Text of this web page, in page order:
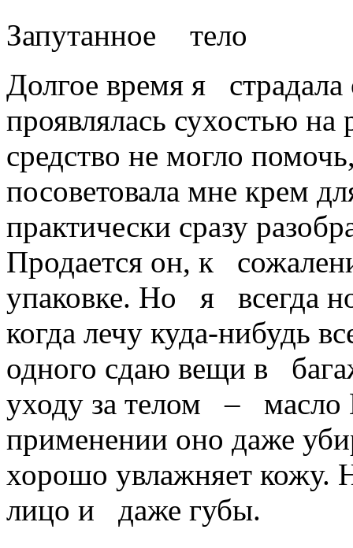
Запутанное тело
Долгое время я
проявлялась сухостью
средство не могло
посоветовала мне крем
практически сразу
Продается он, к
упаковке. Но я всегда
когда лечу куда-нибудь
одного сдаю вещи в
уходу за телом – масло
применении оно даже
хорошо увлажняет кожу.
лицо и даже губы.